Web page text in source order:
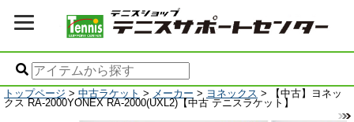
トップページ > 中古ラケット > メーカー > ヨネックス > 【中古】ヨネッ
クス RA-2000YONEX RA-2000(UXL2)【中古 テニスラケット】